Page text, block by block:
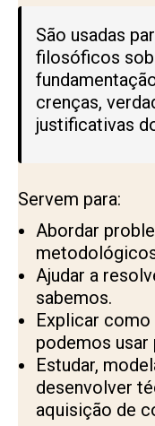
São usadas
filosóficos
crenças,
justificativas
Servem para:
Abordar
Ajudar a
sabemos.
Explicar
podemos usar
Estudar,
desenvolver
aquisição de